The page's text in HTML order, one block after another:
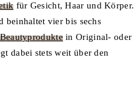
für Gesicht, Haar und Körper.
beinhaltet vier bis sechs
in Original- oder
dabei stets weit über den